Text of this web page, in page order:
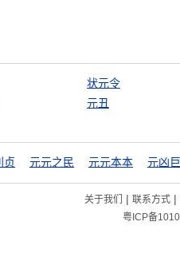
状元令
元丑
贞 元元之民 元元本本 元凶
关于我们 | 联系方式|
粤ICP备